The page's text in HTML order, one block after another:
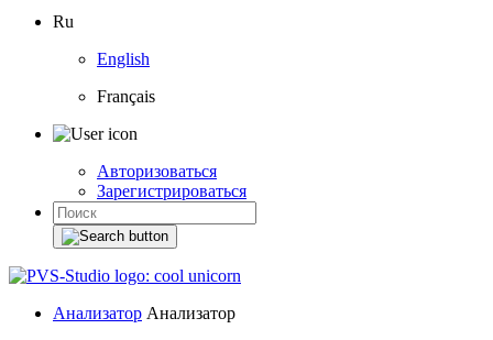
Ru
English
Français
Авторизоваться
Зарегистрироваться
Анализатор Анализатор